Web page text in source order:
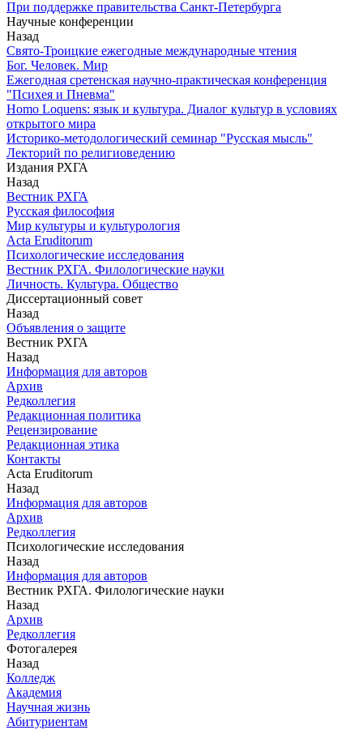
При поддержке правительства Санкт-Петербурга
Научные конференции
Назад
Свято-Троицкие ежегодные международные чтения
Бог. Человек. Мир
Ежегодная сретенская научно-практическая конференция
"Психея и Пневма"
Homo Loquens: язык и культура. Диалог культур в условиях
открытого мира
Историко-методологический семинар "Русская мысль"
Лекторий по религиоведению
Издания РХГА
Назад
Вестник РХГА
Русская философия
Мир культуры и культурология
Acta Eruditorum
Психологические исследования
Вестник РХГА. Филологические науки
Личность. Культура. Общество
Диссертационный совет
Назад
Объявления о защите
Вестник РХГА
Назад
Информация для авторов
Архив
Редколлегия
Редакционная политика
Рецензирование
Редакционная этика
Контакты
Acta Eruditorum
Назад
Информация для авторов
Архив
Редколлегия
Психологические исследования
Назад
Информация для авторов
Вестник РХГА. Филологические науки
Назад
Архив
Редколлегия
Фотогалерея
Назад
Колледж
Академия
Научная жизнь
Абитуриентам